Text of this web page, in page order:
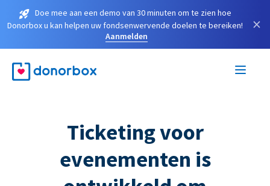
Doe mee aan een demo van 30 minuten om te zien hoe
Donorbox u kan helpen uw fondsenwervende doelen te bereiken!
Aanmelden
×
Ticketing voor
evenementen is